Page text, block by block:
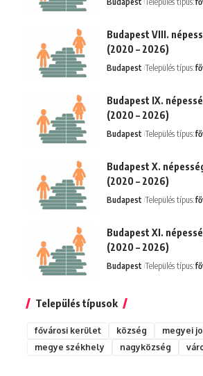
Budapest VIII.
(2020 – 2026)
Budapest Település típus:
Budapest IX.
(2020 – 2026)
Budapest Település típus:
Budapest X.
(2020 – 2026)
Budapest Település típus:
Budapest XI.
(2020 – 2026)
Budapest Település típus:
Település típusok
fővárosi kerület község
megyei
megye székhely
nagyközség